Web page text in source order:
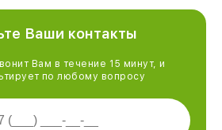
Ваши контакты
Вам в течение 15 минут, и
по любому вопросу